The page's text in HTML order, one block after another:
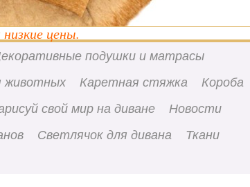
цены.
подушки и матрасы
животных Каретная стяжка
Короба
свой мир на диване
Новости
Светлячок для дивана
Ткани